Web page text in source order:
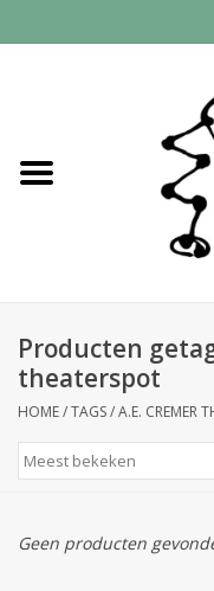
Industrial lamps
Producten
theaterspot
HOME/TAGS/A.E. CREMER
Geen producten